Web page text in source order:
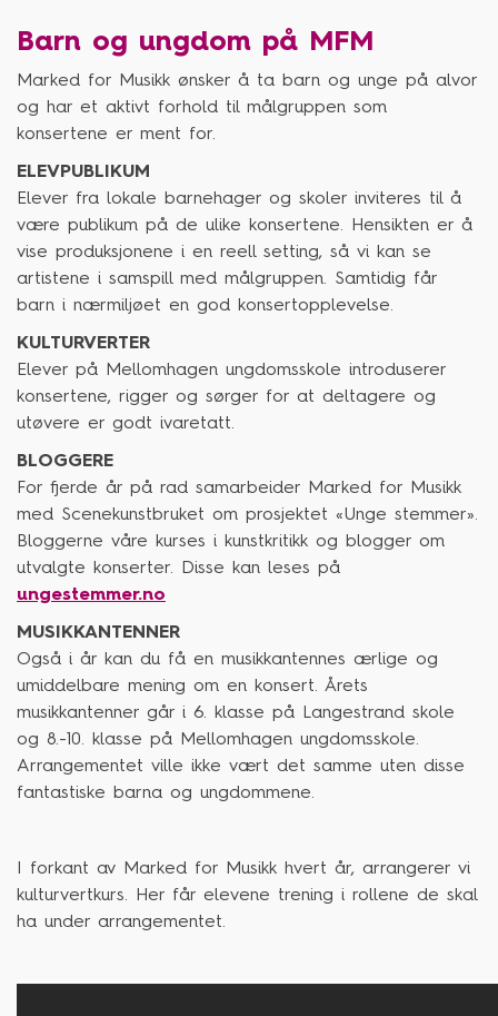
Barn og ungdom på MFM
Marked for Musikk ønsker å ta barn og unge på alvor
og har et aktivt forhold til målgruppen som
konsertene er ment for.
ELEVPUBLIKUM
Elever fra lokale barnehager og skoler inviteres til å
være publikum på de ulike konsertene. Hensikten er å
vise produksjonene i en reell setting, så vi kan se
artistene i samspill med målgruppen. Samtidig får
barn i nærmiljøet en god konsertopplevelse.
KULTURVERTER
Elever på Mellomhagen ungdomsskole introduserer
konsertene, rigger og sørger for at deltagere og
utøvere er godt ivaretatt.
BLOGGERE
For fjerde år på rad samarbeider Marked for Musikk
med Scenekunstbruket om prosjektet «Unge stemmer».
Bloggerne våre kurses i kunstkritikk og blogger om
utvalgte konserter. Disse kan leses på
ungestemmer.no
MUSIKKANTENNER
Også i år kan du få en musikkantennes ærlige og
umiddelbare mening om en konsert. Årets
musikkantenner går i 6. klasse på Langestrand skole
og 8.-10. klasse på Mellomhagen ungdomsskole.
Arrangementet ville ikke vært det samme uten disse
fantastiske barna og ungdommene.
I forkant av Marked for Musikk hvert år, arrangerer vi
kulturvertkurs. Her får elevene trening i rollene de skal
ha under arrangementet.